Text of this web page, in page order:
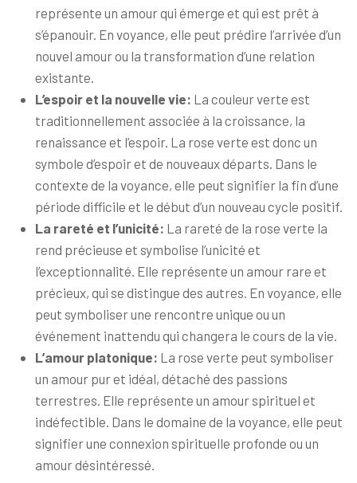
représente un amour qui émerge et qui est prêt à
s’épanouir. En voyance, elle peut prédire l’arrivée d’un
nouvel amour ou la transformation d’une relation
existante.
L’espoir et la nouvelle vie: La couleur verte est
traditionnellement associée à la croissance, la
renaissance et l’espoir. La rose verte est donc un
symbole d’espoir et de nouveaux départs. Dans le
contexte de la voyance, elle peut signifier la fin d’une
période difficile et le début d’un nouveau cycle positif.
La rareté et l’unicité: La rareté de la rose verte la
rend précieuse et symbolise l’unicité et
l’exceptionnalité. Elle représente un amour rare et
précieux, qui se distingue des autres. En voyance, elle
peut symboliser une rencontre unique ou un
événement inattendu qui changera le cours de la vie.
L’amour platonique: La rose verte peut symboliser
un amour pur et idéal, détaché des passions
terrestres. Elle représente un amour spirituel et
indéfectible. Dans le domaine de la voyance, elle peut
signifier une connexion spirituelle profonde ou un
amour désintéressé.